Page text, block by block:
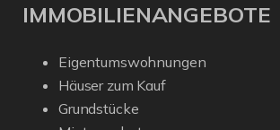
IMMOBILIENANGEBOTE
Eigentumswohnungen
Häuser zum Kauf
Grundstücke